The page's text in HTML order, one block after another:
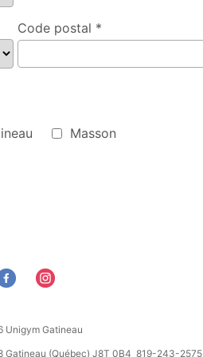
Code postal *
Masson
Unigym Gatineau
Gatineau (Québec) J8T 0B4 819-243-2575